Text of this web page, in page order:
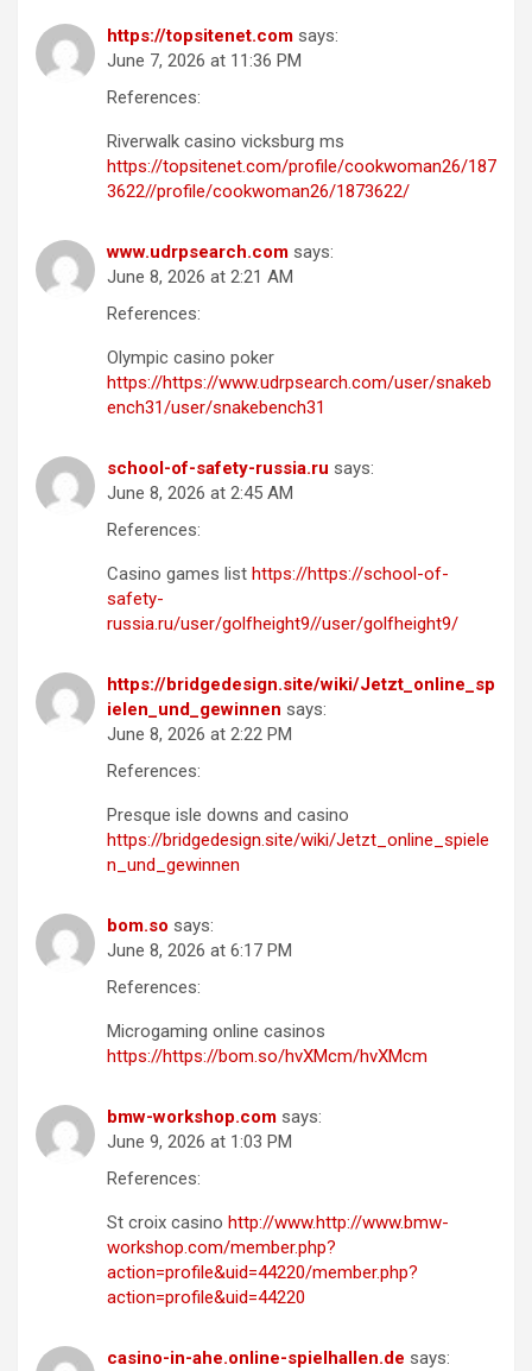
https://topsitenet.com says:
June 7, 2026 at 11:36 PM
References:
Riverwalk casino vicksburg ms
https://topsitenet.com/profile/cookwoman26/187
3622//profile/cookwoman26/1873622/
www.udrpsearch.com says:
June 8, 2026 at 2:21 AM
References:
Olympic casino poker
https://https://www.udrpsearch.com/user/snakeb
ench31/user/snakebench31
school-of-safety-russia.ru says:
June 8, 2026 at 2:45 AM
References:
Casino games list https://https://school-of-
safety-
russia.ru/user/golfheight9//user/golfheight9/
https://bridgedesign.site/wiki/Jetzt_online_sp
ielen_und_gewinnen says:
June 8, 2026 at 2:22 PM
References:
Presque isle downs and casino
https://bridgedesign.site/wiki/Jetzt_online_spiele
n_und_gewinnen
bom.so says:
June 8, 2026 at 6:17 PM
References:
Microgaming online casinos
https://https://bom.so/hvXMcm/hvXMcm
bmw-workshop.com says:
June 9, 2026 at 1:03 PM
References:
St croix casino http://www.http://www.bmw-
workshop.com/member.php?
action=profile&uid=44220/member.php?
action=profile&uid=44220
casino-in-ahe.online-spielhallen.de says: